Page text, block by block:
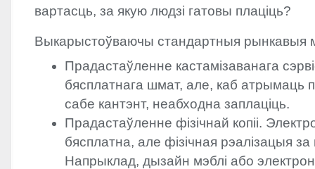
вартасць, за якую людзі гатовы плаціць?
Выкарыстоўваючы стандартныя рынкавыя
Прадастаўленне кастамізаванага
бясплатнага шмат, але, каб атрымаць
сабе кантэнт, неабходна заплаціць.
Прадастаўленне фізічнай копіі.
бясплатна, але фізічная рэалізацыя
Напрыклад, дызайн мэблі або